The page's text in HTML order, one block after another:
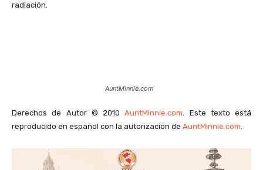
radiación.
AuntMinnie.com
Derechos de Autor © 2010AuntMinnie.com. Este texto está
reproducido en español con la autorización de AuntMinnie.com.